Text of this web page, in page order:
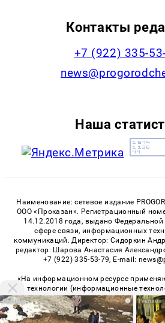
Контакты
+7 (922) 335-
Наша
Наименование: сетевое издание
ООО «Проказан». Регистрационный
14.12.2018 года, выдано
сфере связи, информационных
коммуникаций. Директор: Сидоркин
редактор: Шарова Анастасия
+7 (922) 335-53-79, E-mail:
«На информационном ресурсе
технологии (информационные
информации на основе сбора,
сведений, относящихся к
«Интернет», находящихся на
i